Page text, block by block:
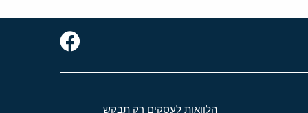
הלוואות לעסקים רק תבקש